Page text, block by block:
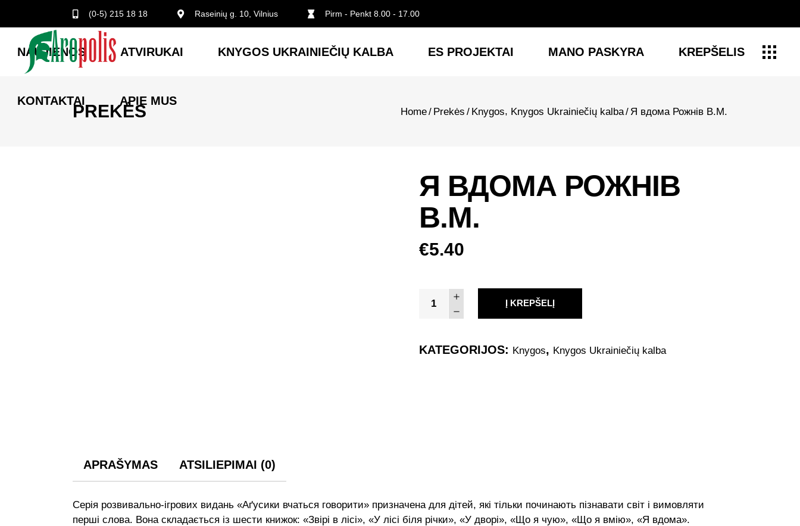
(0-5) 215 18 18 Raseinių g. 10, Vilnius Pirm - Penkt 8.00 - 17.00
NAUJIENOS ATVIRUKAI KNYGOS UKRAINIEČIŲ KALBA ES PROJEKTAI MANO PASKYRA KREPŠELIS
KONTAKTAI APIE MUS
PREKĖS Home/ Prekės / Knygos, Knygos Ukrainiečių kalba/ Я вдома Рожнів В.М.
Я ВДОМА РОЖНІВ
В.М.
€5.40
вдома
quantity
Į KREPŠELĮ
KATEGORIJOS: Knygos, Knygos Ukrainiečių kalba
APRAŠYMAS ATSILIEPIMAI (0)
Серія розвивально-ігрових видань «Аґусики вчаться говорити» призначена для дітей, які тільки починають пізнавати світ і вимовляти
перші слова. Вона складається із шести книжок: «Звірі в лісі», «У лісі біля річки», «У дворі», «Що я чую», «Що я вмію», «Я вдома».